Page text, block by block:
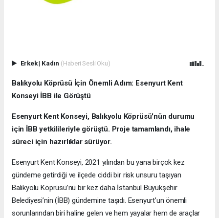
Erkek| Kadın (Haberi Sesli Oku)
Balıkyolu Köprüsü İçin Önemli Adım: Esenyurt Kent
Konseyi İBB ile Görüştü
Esenyurt Kent Konseyi, Balıkyolu Köprüsü'nün durumu
için İBB yetkilileriyle görüştü. Proje tamamlandı, ihale
süreci için hazırlıklar sürüyor.
Esenyurt Kent Konseyi, 2021 yılından bu yana birçok kez
gündeme getirdiği ve ilçede ciddi bir risk unsuru taşıyan
Balıkyolu Köprüsü’nü bir kez daha İstanbul Büyükşehir
Belediyesi’nin (İBB) gündemine taşıdı. Esenyurt’un önemli
sorunlarından biri haline gelen ve hem yayalar hem de araçlar